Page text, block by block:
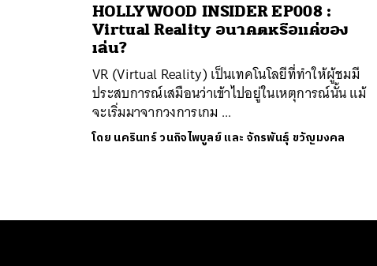
HOLLYWOOD INSIDER EP008 :
Virtual Reality อนาคตหรือแค่ของ
เล่น?
VR (Virtual Reality) เป็นเทคโนโลยีที่ทำให้ผู้ชมมี
ประสบการณ์เสมือนว่าเข้าไปอยู่ในเหตุการณ์นั้น แม้
จะเริ่มมาจากวงการเกม ...
โดย นครินทร์ วนกิจไพบูลย์ และ จักรพันธุ์ ขวัญมงคล